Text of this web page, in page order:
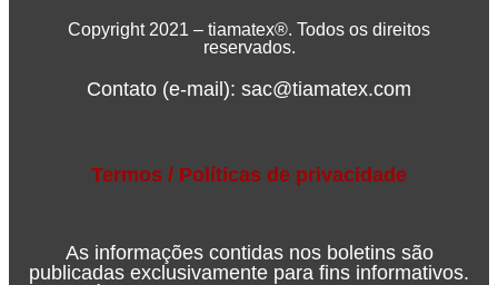
Copyright 2021 – tiamatex®. Todos os direitos
reservados.
Contato (e-mail): sac@tiamatex.com
Termos / Políticas de privacidade
As informações contidas nos boletins são
publicadas exclusivamente para fins informativos.